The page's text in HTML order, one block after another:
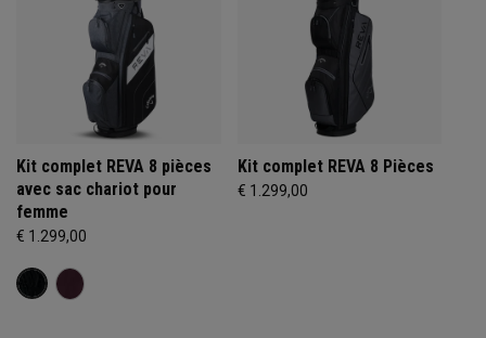
Kit complet REVA 8 pièces
avec sac chariot pour
femme
€ 1.299,00
Kit complet REVA 8 Pièces
€ 1.299,00